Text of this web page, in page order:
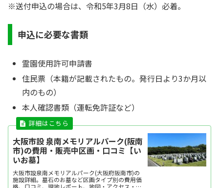
※送付申込の場合は、令和5年3月8日（水）必着。
申込に必要な書類
霊園使用許可申請書
住民票（本籍が記載されたもの。発行日より3か月以
内のもの）
本人確認書類（運転免許証など）
大阪市設 泉南メモリアルパーク(阪南
市)の費用・販売中区画・口コミ【い
いお墓】
大阪市設泉南メモリアルパーク(大阪府阪南市)の
施設詳細。墓石のお墓など区画タイプ別の費用価
格、口コミ、現地レポート、地図・アクセス・駐